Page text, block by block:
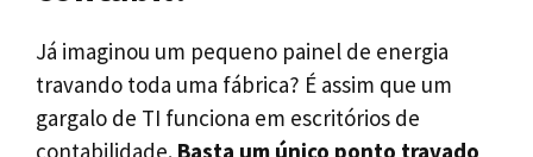
Já imaginou um pequeno painel de energia
travando toda uma fábrica? É assim que um
gargalo de TI funciona em escritórios de
contabilidade. Basta um único ponto travado